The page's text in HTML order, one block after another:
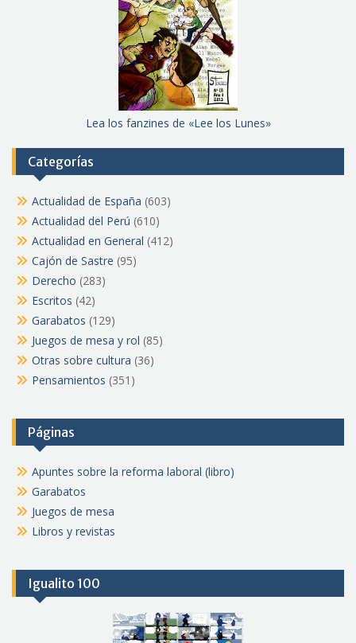
Lea los fanzines de «Lee los Lunes»
Categorías
Actualidad de España (603)
Actualidad del Perú (610)
Actualidad en General (412)
Cajón de Sastre (95)
Derecho (283)
Escritos (42)
Garabatos (129)
Juegos de mesa y rol (85)
Otras sobre cultura (36)
Pensamientos (351)
Páginas
Apuntes sobre la reforma laboral (libro)
Garabatos
Juegos de mesa
Libros y revistas
Igualito 100